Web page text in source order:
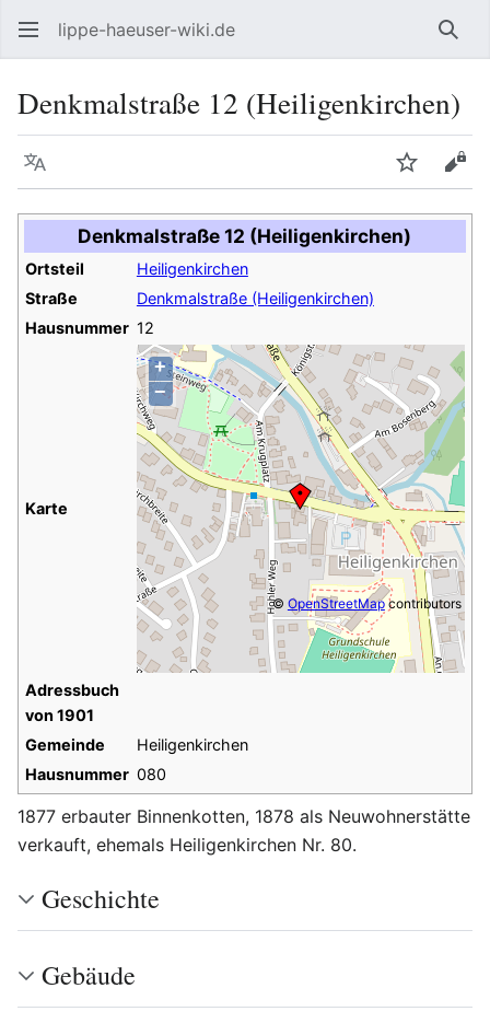
lippe-haeuser-wiki.de
Denkmalstraße 12 (Heiligenkirchen)
Sprache
Denkmalstraße 12 (Heiligenkirchen)
Ortsteil
Heiligenkirchen
Straße
Denkmalstraße (Heiligenkirchen)
Hausnummer 12
Karte
+
−
© OpenStreetMapcontributors
Adressbuch
von 1901
Gemeinde
Heiligenkirchen
Hausnummer 080
1877 erbauter Binnenkotten, 1878 als Neuwohnerstätte
verkauft, ehemals Heiligenkirchen Nr. 80.
Geschichte
Gebäude